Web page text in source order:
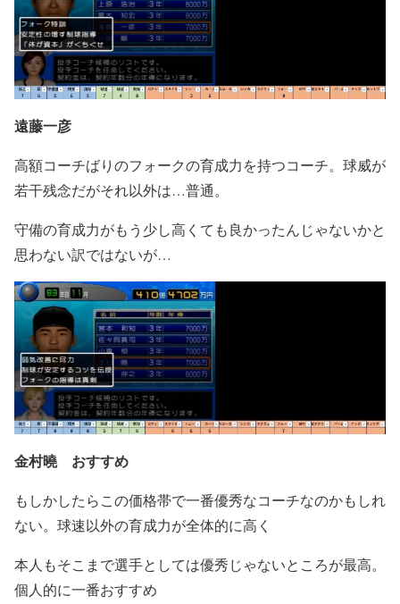
遠藤一彦
高額コーチばりのフォークの育成力を持つコーチ。球威が
若干残念だがそれ以外は…普通。
守備の育成力がもう少し高くても良かったんじゃないかと
思わない訳ではないが…
金村曉 おすすめ
もしかしたらこの価格帯で一番優秀なコーチなのかもしれ
ない。球速以外の育成力が全体的に高く
本人もそこまで選手としては優秀じゃないところが最高。
個人的に一番おすすめ